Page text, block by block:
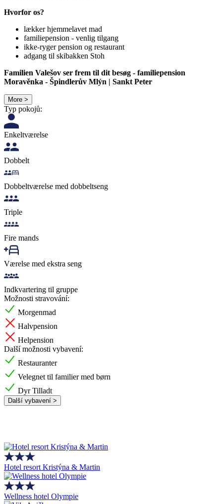
Hvorfor os?
lækker hjemmelavet mad
familiepension - venlig tilgang
ikke-ryger pension og restaurant
adgang til skibakken Stoh
Familien Valešov ser frem til dit besøg - familiepension
Moravěnka - Špindlerův Mlýn | Sankt Peter
More >
Typ pokojů:
Enkeltværelse
Dobbelt
Dobbeltværelse med dobbeltseng
Triple
Fire mands
Værelse med ekstra seng
Indkvartering til gruppe
Možnosti stravování:
Morgenmad
Halvpension
Helpension
Další možnosti vybavení:
Restauranter
Velegnet til familier med børn
Dyr Tilladt
Další vybavení >
Hotel resort Kristýna & Martin
Wellness hotel Olympie